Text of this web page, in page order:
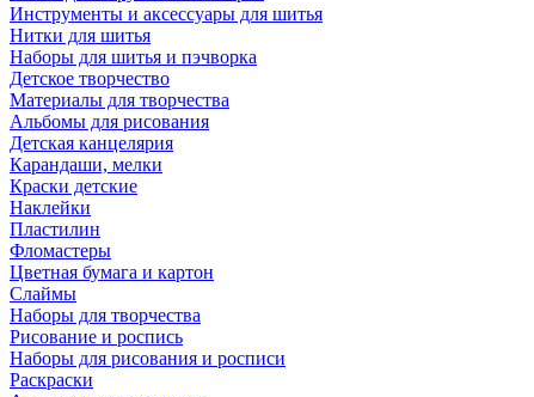
Инструменты и аксессуары для шитья
Нитки для шитья
Наборы для шитья и пэчворка
Детское творчество
Материалы для творчества
Альбомы для рисования
Детская канцелярия
Карандаши, мелки
Краски детские
Наклейки
Пластилин
Фломастеры
Цветная бумага и картон
Слаймы
Наборы для творчества
Рисование и роспись
Наборы для рисования и росписи
Раскраски